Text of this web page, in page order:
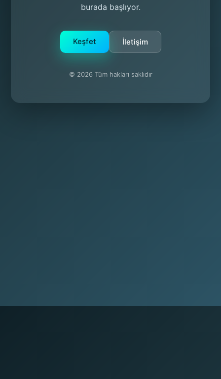
burada başlıyor.
Keşfet İletişim
© 2026 Tüm hakları saklıdır